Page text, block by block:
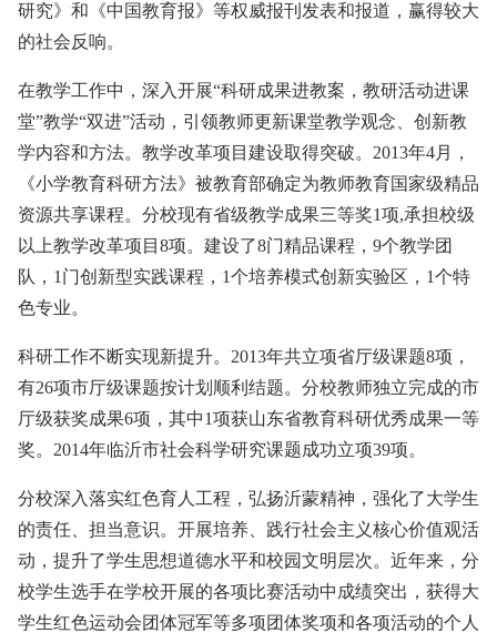
研究》和《中国教育报》等权威报刊发表和报道，赢得较大
的社会反响。
在教学工作中，深入开展“科研成果进教案，教研活动进课
堂”教学“双进”活动，引领教师更新课堂教学观念、创新教
学内容和方法。教学改革项目建设取得突破。2013年4月，
《小学教育科研方法》被教育部确定为教师教育国家级精品
资源共享课程。分校现有省级教学成果三等奖1项,承担校级
以上教学改革项目8项。建设了8门精品课程，9个教学团
队，1门创新型实践课程，1个培养模式创新实验区，1个特
色专业。
科研工作不断实现新提升。2013年共立项省厅级课题8项，
有26项市厅级课题按计划顺利结题。分校教师独立完成的市
厅级获奖成果6项，其中1项获山东省教育科研优秀成果一等
奖。2014年临沂市社会科学研究课题成功立项39项。
分校深入落实红色育人工程，弘扬沂蒙精神，强化了大学生
的责任、担当意识。开展培养、践行社会主义核心价值观活
动，提升了学生思想道德水平和校园文明层次。近年来，分
校学生选手在学校开展的各项比赛活动中成绩突出，获得大
学生红色运动会团体冠军等多项团体奖项和各项活动的个人